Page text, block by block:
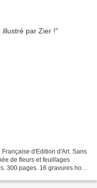
Française d'Edition d'Art. Sans
de fleurs et feuillages
300 pages. 16 gravures hors-